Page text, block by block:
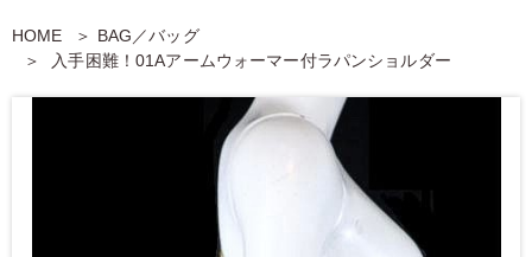
HOME
BAG／バッグ
入手困難！01Aアームウォーマー付ラパンショルダー